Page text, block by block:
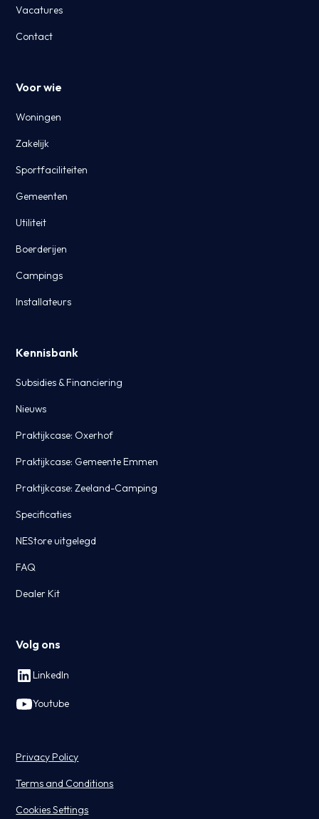
Vacatures
Contact
Voor wie
Woningen
Zakelijk
Sportfaciliteiten
Gemeenten
Utiliteit
Boerderijen
Campings
Installateurs
Kennisbank
Subsidies & Financiering
Nieuws
Praktijkcase: Oxerhof
Praktijkcase: Gemeente Emmen
Praktijkcase: Zeeland-Camping
Specificaties
NEStore uitgelegd
FAQ
Dealer Kit
Volg ons
LinkedIn
Youtube
Privacy Policy
Terms and Conditions
Cookies Settings